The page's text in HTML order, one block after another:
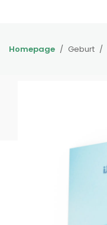
Homepage Geburt